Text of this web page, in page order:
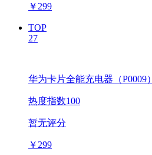
￥ 299
TOP
27
华为卡片全能充电器（P0009）
热度指数100
暂无评分
￥ 299